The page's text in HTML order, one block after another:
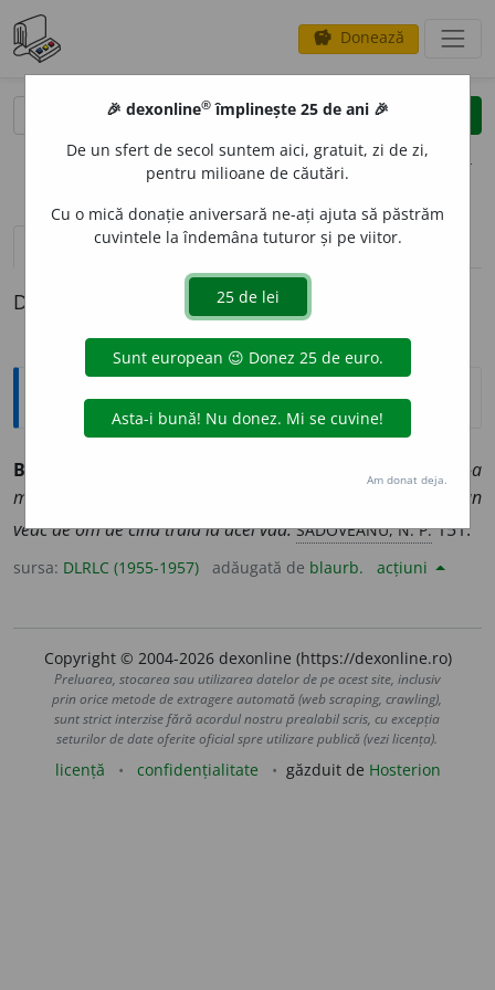
savings Donează
clear
opțiuni
definiții (1)
Definiția cu ID-ul 901086:
Explicative DEX
BR
Brudnicul cel vechi s-a
mirat de asemenea plată, cum nu primise niciodată într-un
veac de om de cînd trăia la acel vad.SADOVEANU, N. P.151.
sursa: DLRLC (1955-1957) adăugată de blaurb. acțiuni
Copyright © 2004-2026 dexonline (https://dexonline.ro)
Preluarea, stocarea sau utilizarea datelor de pe acest site, inclusiv
prin orice metode de extragere automată (web scraping, crawling),
sunt strict interzise fără acordul nostru prealabil scris, cu excepția
seturilor de date oferite oficial spre utilizare publică (vezi licența).
licență confidențialitate găzduit de Hosterion
🎉 dexonline® împlinește 25 de ani 🎉
De un sfert de secol suntem aici, gratuit, zi de zi,
pentru milioane de căutări.
Cu o mică donație aniversară ne-ați ajuta să păstrăm
cuvintele la îndemâna tuturor și pe viitor.
Am donat deja.